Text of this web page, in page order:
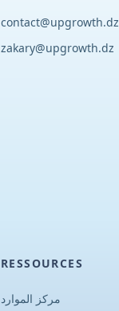
contact@upgrowth.dz
zakary@upgrowth.dz
RESSOURCES
مركز الموارد